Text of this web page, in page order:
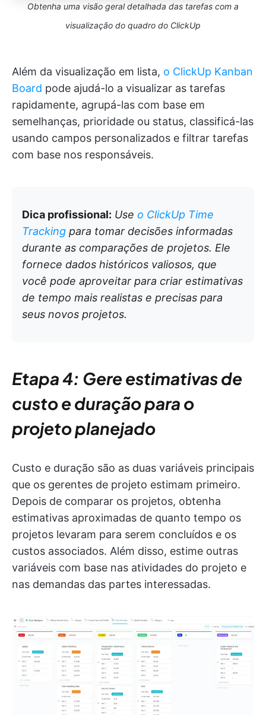
Obtenha uma visão geral detalhada das tarefas com a
visualização do quadro do ClickUp
Além da visualização em lista, o ClickUp Kanban
Board pode ajudá-lo a visualizar as tarefas
rapidamente, agrupá-las com base em
semelhanças, prioridade ou status, classificá-las
usando campos personalizados e filtrar tarefas
com base nos responsáveis.
Dica profissional: Use o ClickUp Time
Tracking para tomar decisões informadas
durante as comparações de projetos. Ele
fornece dados históricos valiosos, que
você pode aproveitar para criar estimativas
de tempo mais realistas e precisas para
seus novos projetos.
Etapa 4: Gere estimativas de
custo e duração para o
projeto planejado
Custo e duração são as duas variáveis principais
que os gerentes de projeto estimam primeiro.
Depois de comparar os projetos, obtenha
estimativas aproximadas de quanto tempo os
projetos levaram para serem concluídos e os
custos associados. Além disso, estime outras
variáveis com base nas atividades do projeto e
nas demandas das partes interessadas.